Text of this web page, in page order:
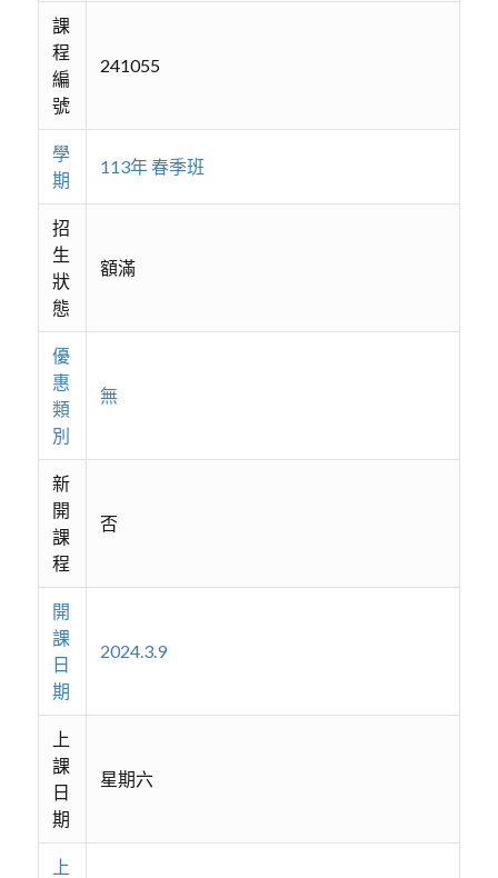
課
程
編
號
241055
學
期
113年 春季班
招
生
狀
態
額滿
優
惠
類
別
無
新
開
課
程
否
開
課
日
期
2024.3.9
上
課
日
期
星期六
上